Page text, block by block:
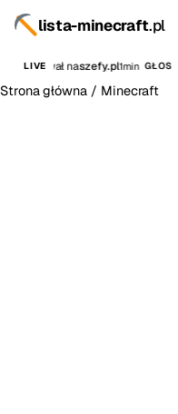
lista-minecraft.pl
LIVE
zagłosował naszefy.pl1min GŁOS
Strona główna / Minecraft